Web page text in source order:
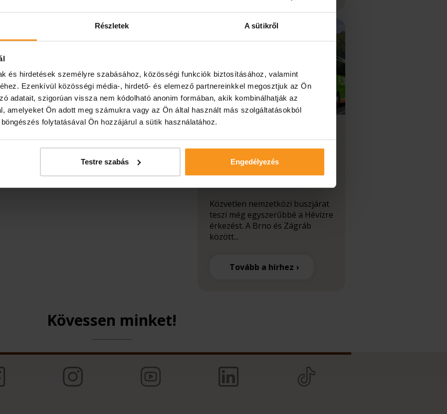
Részletek A sütikről
és hirdetések személyre szabásához, közösségi funkciók biztosításához, valamint
Ezenkívül közösségi média-, hirdető- és elemező partnereinkkel megosztjuk az Ön
adatait, szigorúan vissza nem kódolható anonim formában, akik kombinálhatják az
amelyeket Ön adott meg számukra vagy az Ön által használt más szolgáltatásokból
folytatásával Ön hozzájárul a sütik használatához.
Testre szabás Engedélyezés
van szüksége, de nem csak neki, az őt
tud nekik segíteni és a játékosnak kell
látszat gyakran csal! A cél, hogy a játékos
hack-eljen meg titkos adatbázisokat, állítson
és állítson csapdát a játék során, hogy
hogy végül hogyan ér véget a történet.
de további információra van szükséged,
el az jatek.iop.games-re, ahol még
Következő hír
elérhető - új
nemzetközi buszjárat
indul
Közvetlen nemzetközi buszjárat
teszi még egyszerűbbé a Hévízre
érkezést. A Brno és Zágráb
között...
Tovább a hírhez
Kövessen minket!